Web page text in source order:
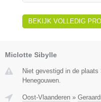
BEKIJK VOLLEDIG
Miclotte Sibylle
Niet gevestigd in de
Henegouwen.
Oost-Vlaanderen »